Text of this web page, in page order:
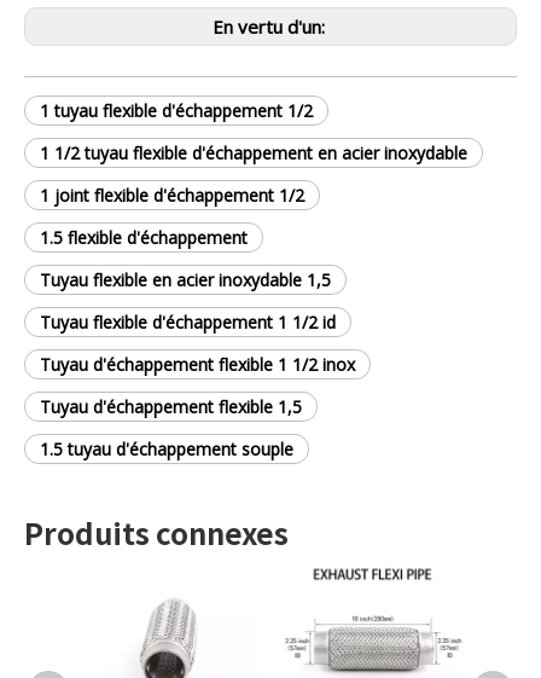
En vertu d'un:
1 tuyau flexible d'échappement 1/2
1 1/2 tuyau flexible d'échappement en acier inoxydable
1 joint flexible d'échappement 1/2
1.5 flexible d'échappement
Tuyau flexible en acier inoxydable 1,5
Tuyau flexible d'échappement 1 1/2 id
Tuyau d'échappement flexible 1 1/2 inox
Tuyau d'échappement flexible 1,5
1.5 tuyau d'échappement souple
Produits connexes